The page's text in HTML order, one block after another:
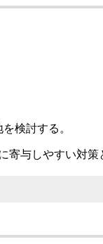
検討する。
与しやすい対策